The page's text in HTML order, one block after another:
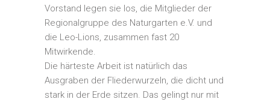
Vorstand legen sie los, die Mitglieder der
Regionalgruppe des Naturgarten e.V. und
die Leo-Lions, zusammen fast 20
Mitwirkende.
Die härteste Arbeit ist natürlich das
Ausgraben der Fliederwurzeln, die dicht und
stark in der Erde sitzen. Das gelingt nur mit